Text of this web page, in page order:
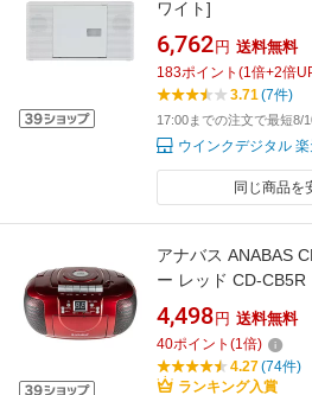
ワイト]
6,762 円 送料無料
183ポイント (1倍+2倍
3.71(7件)
17:00までの注文で最短8/
ウインクデジタル
同じ商品を
アナバス ANABAS
ー レッド CD-CB5R
4,498 円 送料無料
40ポイント (1倍)
4.27(74件)
ランキング入賞